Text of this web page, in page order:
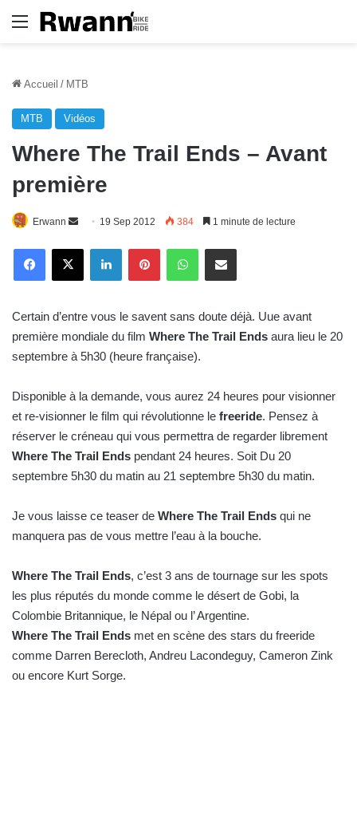
Menu
Accueil / MTB
MTB Vidéos
Where The Trail Ends – Avant
première
Erwann
o
e
r
u
c
o
u
r
r
19 Sep 2012 384 1 minute de lecture
Certain d’entre vous le savent sans doute déjà. Uue avant
première mondiale du film Where The Trail Ends aura lieu le 20
septembre à 5h30 (heure française).
Disponible à la demande, vous aurez 24 heures pour visionner
et re-visionner le film qui révolutionne le freeride. Pensez à
réserver le créneau qui vous permettra de regarder librement
Where The Trail Ends pendant 24 heures. Soit Du 20
septembre 5h30 du matin au 21 septembre 5h30 du matin.
Je vous laisse ce teaser de Where The Trail Ends qui ne
manquera pas de vous mettre l’eau à la bouche.
Where The Trail Ends, c’est 3 ans de tournage sur les spots
les plus réputés du monde comme le désert de Gobi, la
Colombie Britannique, le Népal ou l’ Argentine.
Where The Trail Ends met en scène des stars du freeride
comme Darren Berecloth, Andreu Lacondeguy, Cameron Zink
ou encore Kurt Sorge.